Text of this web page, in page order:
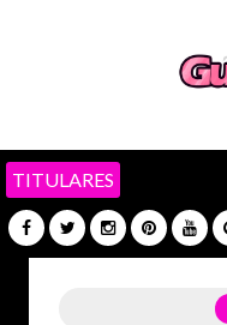
TITULARES